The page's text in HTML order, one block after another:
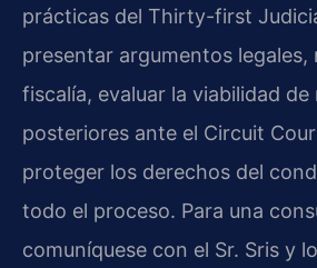
prácticas del Thirty-first
presentar argumentos legales,
fiscalía, evaluar la viabilidad de
posteriores ante el Circuit
proteger los derechos del
todo el proceso. Para una
comuníquese con el Sr. Sris y